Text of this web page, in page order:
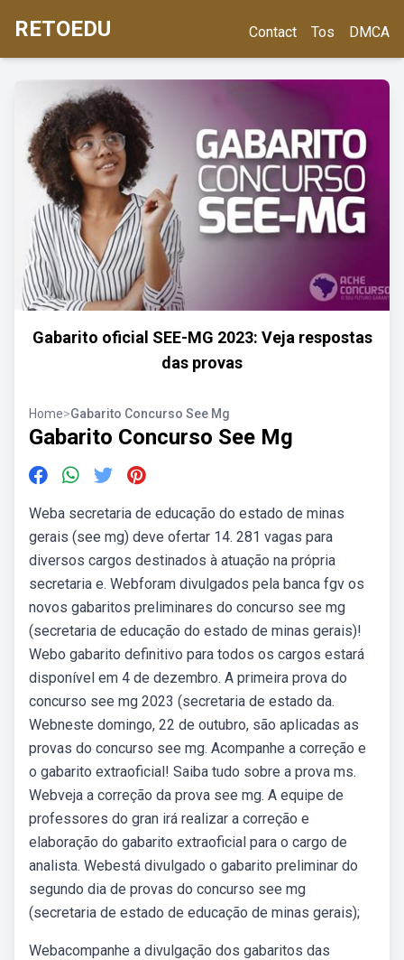
RETOEDU Contact Tos DMCA
Gabarito oficial SEE-MG 2023: Veja respostas
das provas
Home>Gabarito Concurso See Mg
Gabarito Concurso See Mg
Weba secretaria de educação do estado de minas
gerais (see mg) deve ofertar 14. 281 vagas para
diversos cargos destinados à atuação na própria
secretaria e. Webforam divulgados pela banca fgv os
novos gabaritos preliminares do concurso see mg
(secretaria de educação do estado de minas gerais)!
Webo gabarito definitivo para todos os cargos estará
disponível em 4 de dezembro. A primeira prova do
concurso see mg 2023 (secretaria de estado da.
Webneste domingo, 22 de outubro, são aplicadas as
provas do concurso see mg. Acompanhe a correção e
o gabarito extraoficial! Saiba tudo sobre a prova ms.
Webveja a correção da prova see mg. A equipe de
professores do gran irá realizar a correção e
elaboração do gabarito extraoficial para o cargo de
analista. Webestá divulgado o gabarito preliminar do
segundo dia de provas do concurso see mg
(secretaria de estado de educação de minas gerais);
Webacompanhe a divulgação dos gabaritos das